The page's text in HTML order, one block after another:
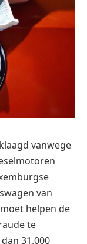
vanwege
van
helpen de
te
31.000